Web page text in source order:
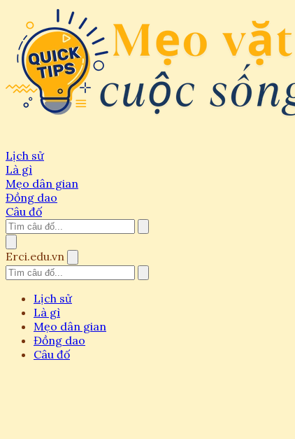
Lịch sử
Là gì
Mẹo dân gian
Đồng dao
Câu đố
Erci.edu.vn
Lịch sử
Là gì
Mẹo dân gian
Đồng dao
Câu đố